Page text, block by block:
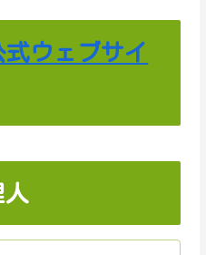
ウェブサイ
人